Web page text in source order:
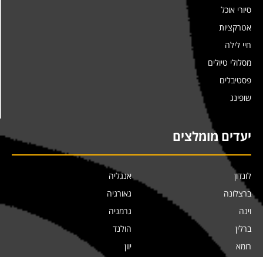
סיורי אוכל
אטרקציות
חיי לילה
מסלולי טיולים
פסטיבלים
שופינג
יעדים מומלצים
לונדון
ברצלונה
וינה
ברלין
רומא
אנגליה
גאורגיה
גרמניה
הולנד
יוון